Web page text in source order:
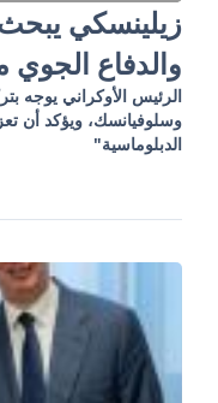
زيلينسكي
والدفاع الجوي
الرئيس الأوكراني يوجه
وسلوفيانسك، ويؤكد أن
الدبلوماسية"